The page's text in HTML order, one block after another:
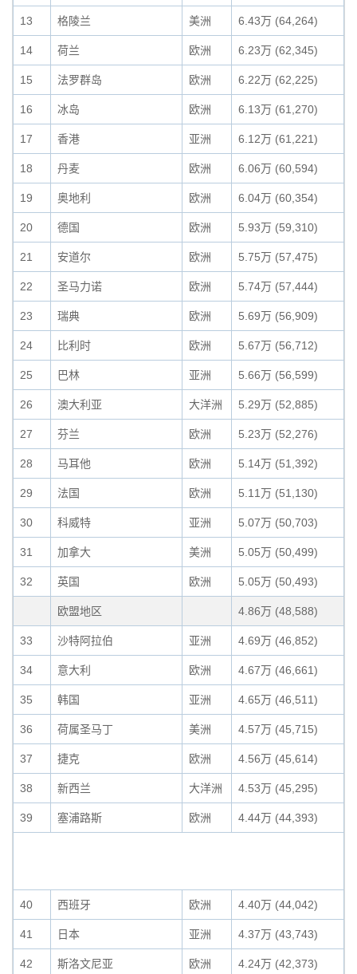
13 格陵兰 美洲 6.43万 (64,264)
14 荷兰 欧洲 6.23万 (62,345)
15 法罗群岛 欧洲 6.22万 (62,225)
16 冰岛 欧洲 6.13万 (61,270)
17 香港 亚洲 6.12万 (61,221)
18 丹麦 欧洲 6.06万 (60,594)
19 奥地利 欧洲 6.04万 (60,354)
20 德国 欧洲 5.93万 (59,310)
21 安道尔 欧洲 5.75万 (57,475)
22 圣马力诺 欧洲 5.74万 (57,444)
23 瑞典 欧洲 5.69万 (56,909)
24 比利时 欧洲 5.67万 (56,712)
25 巴林 亚洲 5.66万 (56,599)
26 澳大利亚 大洋洲 5.29万 (52,885)
27 芬兰 欧洲 5.23万 (52,276)
28 马耳他 欧洲 5.14万 (51,392)
29 法国 欧洲 5.11万 (51,130)
30 科威特 亚洲 5.07万 (50,703)
31 加拿大 美洲 5.05万 (50,499)
32 英国 欧洲 5.05万 (50,493)
欧盟地区 4.86万 (48,588)
33 沙特阿拉伯 亚洲 4.69万 (46,852)
34 意大利 欧洲 4.67万 (46,661)
35 韩国 亚洲 4.65万 (46,511)
36 荷属圣马丁 美洲 4.57万 (45,715)
37 捷克 欧洲 4.56万 (45,614)
38 新西兰 大洋洲 4.53万 (45,295)
39 塞浦路斯 欧洲 4.44万 (44,393)
40 西班牙 欧洲 4.40万 (44,042)
41 日本 亚洲 4.37万 (43,743)
42 斯洛文尼亚 欧洲 4.24万 (42,373)